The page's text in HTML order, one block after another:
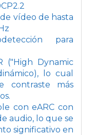
vídeo de hasta
para
("High Dynamic
lo cual
contraste más
con eARC con
audio, lo que se
significativo en